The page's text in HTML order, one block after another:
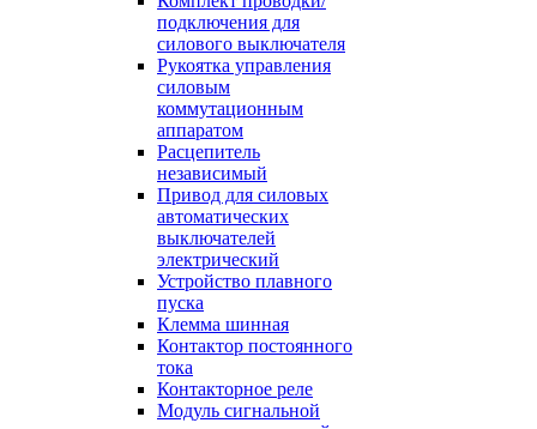
подключения для
силового выключателя
Рукоятка управления
силовым
коммутационным
аппаратом
Расцепитель
независимый
Привод для силовых
автоматических
выключателей
электрический
Устройство плавного
пуска
Клемма шинная
Контактор постоянного
тока
Контакторное реле
Модуль сигнальной